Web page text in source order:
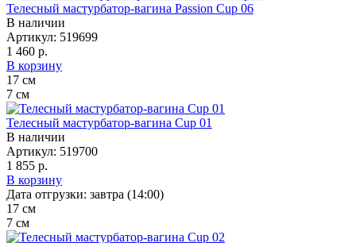
Телесный мастурбатор-вагина Passion Cup 06
В наличии
Артикул: 519699
1 460 р.
В корзину
17 см
7 см
Телесный мастурбатор-вагина Cup 01
В наличии
Артикул: 519700
1 855 р.
В корзину
Дата отгрузки: завтра (14:00)
17 см
7 см